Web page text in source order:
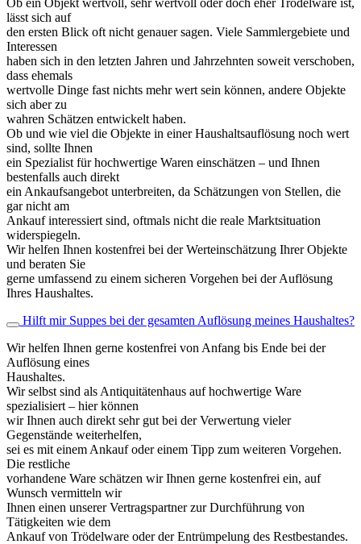
lässt sich auf
den ersten Blick oft nicht genauer sagen. Viele Sammlergebiete und
Interessen
haben sich in den letzten Jahren und Jahrzehnten soweit verschoben,
dass ehemals
wertvolle Dinge fast nichts mehr wert sein können, andere Objekte
sich aber zu
wahren Schätzen entwickelt haben.
Ob und wie viel die Objekte in einer Haushaltsauflösung noch wert
sind, sollte Ihnen
ein Spezialist für hochwertige Waren einschätzen – und Ihnen
bestenfalls auch direkt
ein Ankaufsangebot unterbreiten, da Schätzungen von Stellen, die
gar nicht am
Ankauf interessiert sind, oftmals nicht die reale Marktsituation
widerspiegeln.
Wir helfen Ihnen kostenfrei bei der Werteinschätzung Ihrer Objekte
und beraten Sie
gerne umfassend zu einem sicheren Vorgehen bei der Auflösung
Ihres Haushaltes.
Hilft mir Suppes bei der gesamten Auflösung meines Haushaltes?
Wir helfen Ihnen gerne kostenfrei von Anfang bis Ende bei der
Auflösung eines
Haushaltes.
Wir selbst sind als Antiquitätenhaus auf hochwertige Ware
spezialisiert – hier können
wir Ihnen auch direkt sehr gut bei der Verwertung vieler
Gegenstände weiterhelfen,
sei es mit einem Ankauf oder einem Tipp zum weiteren Vorgehen.
Die restliche
vorhandene Ware schätzen wir Ihnen gerne kostenfrei ein, auf
Wunsch vermitteln wir
Ihnen einen unserer Vertragspartner zur Durchführung von
Tätigkeiten wie dem
Ankauf von Trödelware oder der Entrümpelung des Restbestandes.